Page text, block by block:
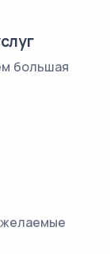
большая
желаемые